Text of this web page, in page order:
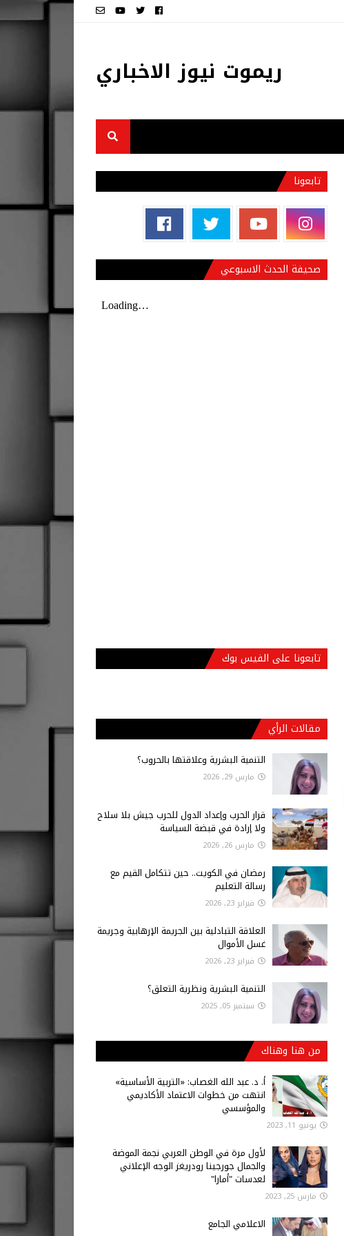
ريموت نيوز الاخباري
تابعونا
صحيفة الحدث الاسبوعي
تابعونا على الفيس بوك
مقالات الرأي
التنمية البشرية وعلاقتها بالحروب؟
مارس 29, 2026
قرار الحرب وإعداد الدول للحرب جيش بلا سلاح
ولا إرادة في قبضة السياسة
مارس 26, 2026
رمضان في الكويت.. حين تتكامل القيم مع
رسالة التعليم
فبراير 23, 2026
العلاقة التبادلية بين الجريمة الإرهابية وجريمة
غسل الأموال
فبراير 23, 2026
التنمية البشرية ونظرية التعلق؟
سبتمبر 05, 2025
من هنا وهناك
أ‌. د. عبد الله الغصاب: «التربية الأساسية»
انتهت من خطوات الاعتماد الأكاديمي
والمؤسسي
يونيو 11, 2023
لأول مرة في الوطن العربي نجمة الموضة
والجمال جورجينا رودريغز الوجه الإعلاني
لعدسات "أمارا"
مارس 25, 2023
الاعلامي الجامع